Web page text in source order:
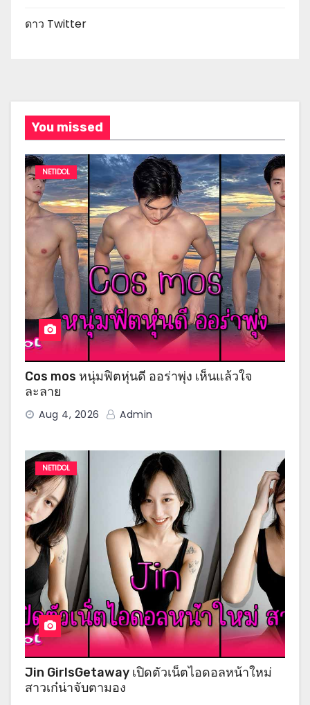
ดาว Twitter
You missed
NETIDOL
Cos mos หนุ่มฟิตหุ่นดี ออร่าพุ่ง เห็นแล้วใจ
ละลาย
Aug 4, 2026 Admin
NETIDOL
Jin GirlsGetaway เปิดตัวเน็ตไอดอลหน้าใหม่
สาวเก๋น่าจับตามอง